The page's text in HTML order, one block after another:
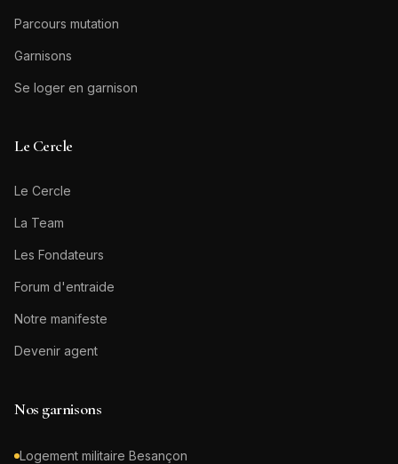
Parcours mutation
Garnisons
Se loger en garnison
Le Cercle
Le Cercle
La Team
Les Fondateurs
Forum d'entraide
Notre manifeste
Devenir agent
Nos garnisons
Logement militaire Besançon